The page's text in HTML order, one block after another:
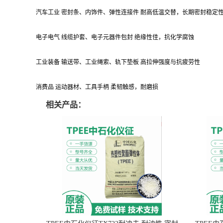
汽车工业 密封条、内饰件、弹性连接件 耐高低温交替，长期密封稳定
电子电气 线缆护套、电子元器件包封 绝缘性佳，抗化学腐蚀
工业装备 输送带、工业绳索、轨下垫板 高拉伸强度与抗疲劳性
消费品 运动器材、工具手柄 柔韧触感，耐磨损
相关产品：